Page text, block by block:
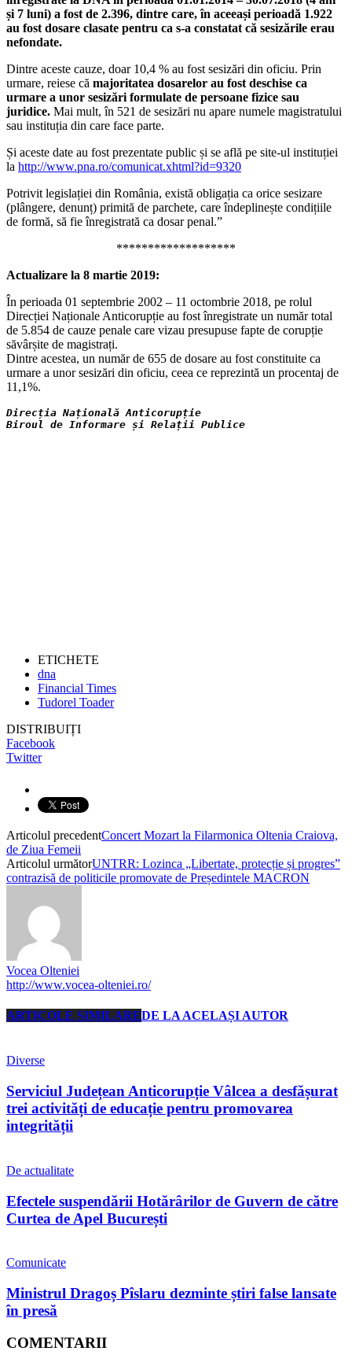
și 7 luni) a fost de 2.396, dintre care, în aceeași perioadă 1.922
au fost dosare clasate pentru ca s-a constatat că sesizările erau
nefondate.
Dintre aceste cauze, doar 10,4 % au fost sesizări din oficiu. Prin
urmare, reiese că majoritatea dosarelor au fost deschise ca
urmare a unor sesizări formulate de persoane fizice sau
juridice. Mai mult, în 521 de sesizări nu apare numele magistratului
sau instituția din care face parte.
Și aceste date au fost prezentate public și se află pe site-ul instituției
la http://www.pna.ro/comunicat.xhtml?id=9320
Potrivit legislației din România, există obligația ca orice sesizare
(plângere, denunț) primită de parchete, care îndeplinește condițiile
de formă, să fie înregistrată ca dosar penal.”
*******************
Actualizare la 8 martie 2019:
În perioada 01 septembrie 2002 – 11 octombrie 2018, pe rolul
Direcției Naționale Anticorupție au fost înregistrate un număr total
de 5.854 de cauze penale care vizau presupuse fapte de corupție
săvârșite de magistrați.
Dintre acestea, un număr de 655 de dosare au fost constituite ca
urmare a unor sesizări din oficiu, ceea ce reprezintă un procentaj de
11,1%.
Direcția Națională Anticorupție
Biroul de Informare și Relații Publice
ETICHETE
dna
Financial Times
Tudorel Toader
DISTRIBUIȚI
Facebook
Twitter
Articolul precedentConcert Mozart la Filarmonica Oltenia Craiova,
de Ziua Femeii
Articolul următorUNTRR: Lozinca „Libertate, protecție și progres”
contrazisă de politicile promovate de Președintele MACRON
Vocea Olteniei
http://www.vocea-olteniei.ro/
ARTICOLE SIMILAREDE LA ACELAȘI AUTOR
Diverse
Serviciul Județean Anticorupție Vâlcea a desfășurat
trei activități de educație pentru promovarea
integrității
De actualitate
Efectele suspendării Hotărârilor de Guvern de către
Curtea de Apel București
Comunicate
Ministrul Dragoș Pîslaru dezminte știri false lansate
în presă
COMENTARII